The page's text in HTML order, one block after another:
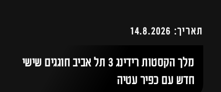
תאריך: 14.8.2026
מלך הקסטות רידינג 3 תל אביב חוגגים שישי
חדש עם כפיר עטיה